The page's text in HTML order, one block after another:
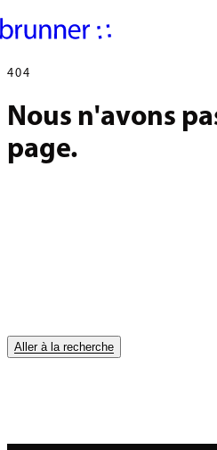
404
Nous n'avons
page.
Aller à la recherche